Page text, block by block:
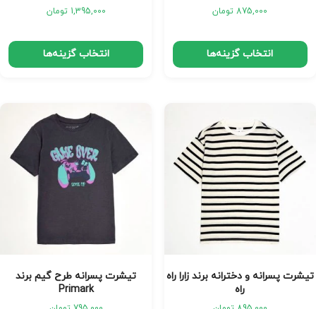
875,000 تومان
انتخاب گزینه‌ها
1,395,000 تومان
انتخاب گزینه‌ها
تیشرت پسرانه و دخترانه برند زارا راه
راه
تیشرت پسرانه طرح گیم برند
Primark